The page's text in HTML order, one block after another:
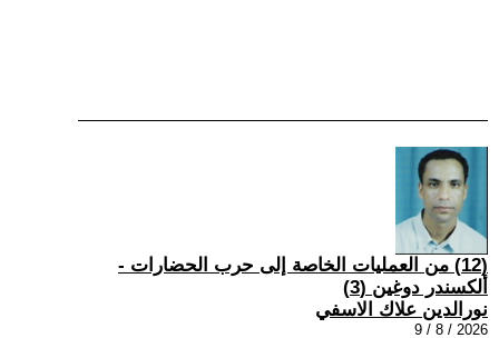
(12) من العمليات الخاصة إلى حرب الحضارات -
ألكسندر دوغين (3)
نورالدين علاك الاسفي
2026 / 8 / 9